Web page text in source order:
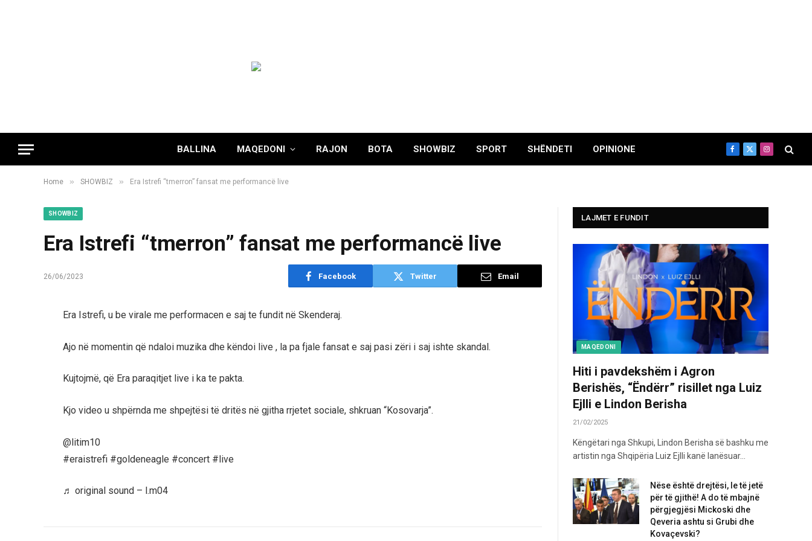
BALLINA MAQEDONI RAJON BOTA SHOWBIZ SPORT SHËNDETI OPINIONE Facebook
X
(Twitter)
Instagram
Home » SHOWBIZ » Era Istrefi “tmerron” fansat me performancë live
SHOWBIZ
Era Istrefi “tmerron” fansat me performancë live
26/06/2023 Facebook Twitter Email
Era Istrefi, u be virale me performacen e saj te fundit në Skenderaj.
Ajo në momentin që ndaloi muzika dhe këndoi live , la pa fjale fansat e saj pasi zëri i saj ishte skandal.
Kujtojmë, që Era paraqitjet live i ka te pakta.
Kjo video u shpërnda me shpejtësi të dritës në gjitha rrjetet sociale, shkruan “Kosovarja”.
@litim10
#eraistrefi #goldeneagle #concert #live
♬ original sound – l.m04
LAJMET E FUNDIT
MAQEDONI
Hiti i pavdekshëm i Agron
Berishës, “Ëndërr” risillet nga Luiz
Ejlli e Lindon Berisha
21/02/2025
Këngëtari nga Shkupi, Lindon Berisha së bashku me
artistin nga Shqipëria Luiz Ejlli kanë lanësuar…
Nëse është drejtësi, le të jetë
për të gjithë! A do të mbajnë
përgjegjësi Mickoski dhe
Qeveria ashtu si Grubi dhe
Kovaçevski?